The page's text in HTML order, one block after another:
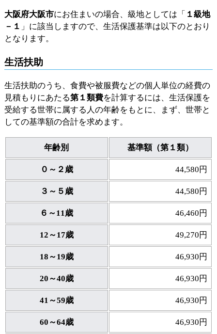
大阪府大阪市にお住まいの場合、級地としては「 １級地
－１ 」に該当しますので、生活保護基準は以下のとおり
となります。
生活扶助
生活扶助のうち、食費や被服費などの個人単位の経費の
見積もりにあたる第１類費を計算するには、生活保護を
受給する世帯に属する人の年齢をもとに、まず、世帯と
しての基準額の合計を求めます。
年齢別 基準額（第１類）
０～２歳 44,580円
３～５歳 44,580円
６～11歳 46,460円
12～17歳 49,270円
18～19歳 46,930円
20～40歳 46,930円
41～59歳 46,930円
60～64歳 46,930円